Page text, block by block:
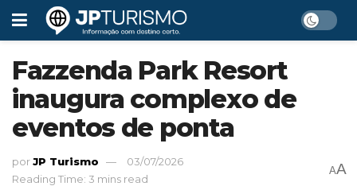
Fazzenda Park Resort
inaugura complexo de
eventos de ponta
porJP Turismo
03/07/2026
Reading Time: 3 mins read
AA